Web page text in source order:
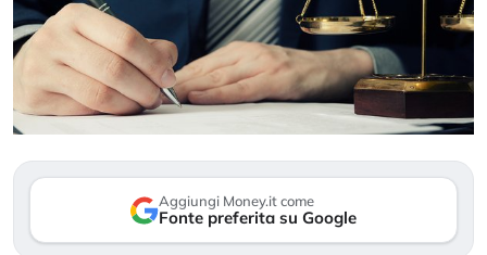
Aggiungi Money.it come
Fonte preferita su Google